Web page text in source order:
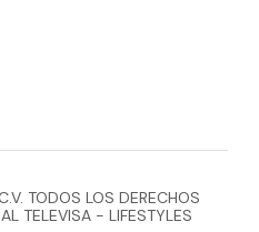
TODOS LOS DERECHOS
TELEVISA - LIFESTYLES